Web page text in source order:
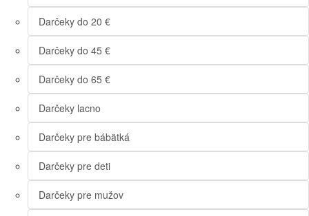
Darčeky do 20 €
Darčeky do 45 €
Darčeky do 65 €
Darčeky lacno
Darčeky pre bábätká
Darčeky pre deti
Darčeky pre mužov